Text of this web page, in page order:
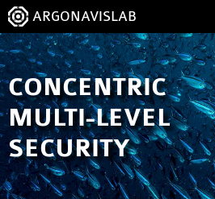
ARGONAVISLAB
CONCENTRIC
MULTI-LEVEL
SECURITY